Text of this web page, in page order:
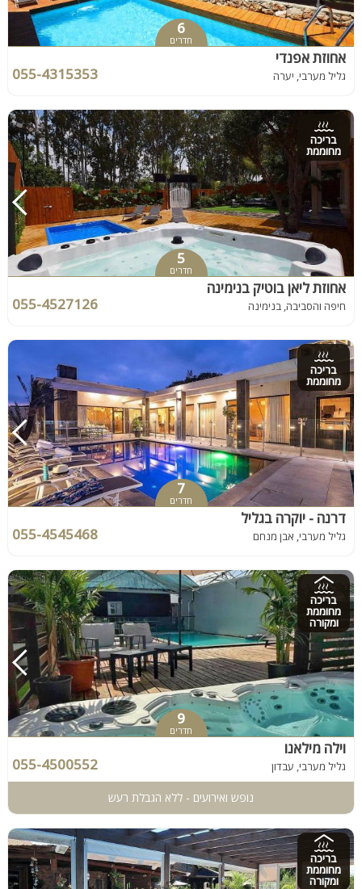
6
חדרים
אחוזת אפנדי
גליל מערבי, יערה 055-4315353
בריכה
מחוממת
5
חדרים
אחוזת ליאן בוטיק בנימינה
חיפה והסביבה, בנימינה 055-4527126
בריכה
מחוממת
7
חדרים
דרנה - יוקרה בגליל
גליל מערבי, אבן מנחם 055-4545468
בריכה
מחוממת
ומקורה
9
חדרים
וילה מילאנו
גליל מערבי, עבדון 055-4500552
נופש ואירועים - ללא הגבלת רעש
בריכה
מחוממת
ומקורה